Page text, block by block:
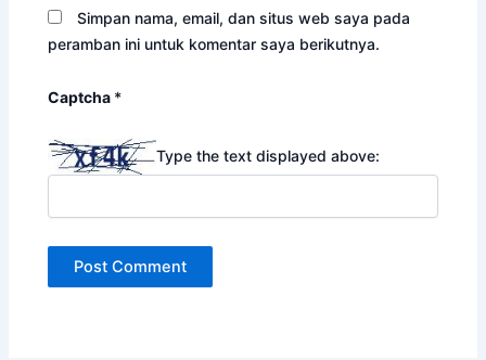
Simpan nama, email, dan situs web saya pada
peramban ini untuk komentar saya berikutnya.
Captcha *
Type the text displayed above: